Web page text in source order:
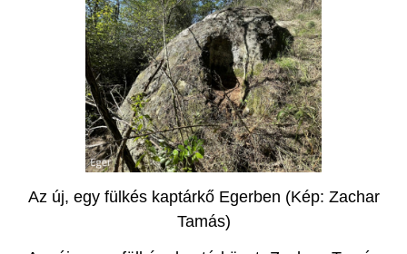
Az új, egy fülkés kaptárkő Egerben (Kép: Zachar
Tamás)